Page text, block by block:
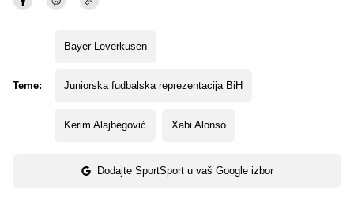
Teme:
Bayer Leverkusen
Juniorska fudbalska reprezentacija BiH
Kerim Alajbegović Xabi Alonso
Dodajte SportSport u vaš Google izbor